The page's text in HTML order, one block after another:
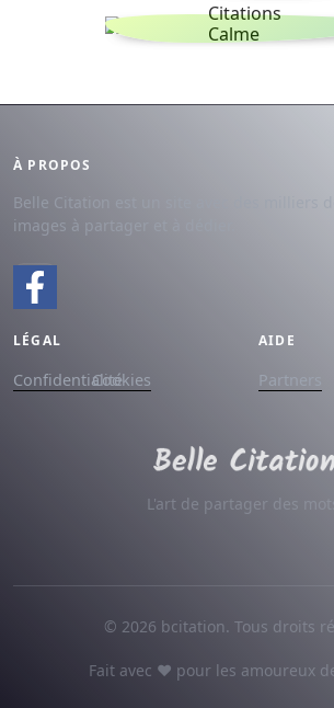
Citations
Calme
À PROPOS
Belle Citation est un site avec des milliers
images à partager et à dédier.
LÉGAL
ConfidentialitéCookies
AIDE
Partners
L'art de partager des mots.
© 2026 bcitation. Tous droits
Fait avec ♥ pour les amoureux